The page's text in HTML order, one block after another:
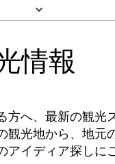
情報
方へ、最新の観光
観光地から、地
アイディア探しに